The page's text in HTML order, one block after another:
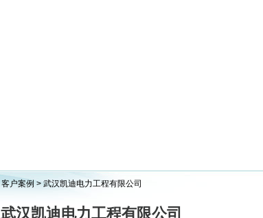
客户案例 > 武汉凯迪电力工程有限公司
武汉凯迪电力工程有限公司